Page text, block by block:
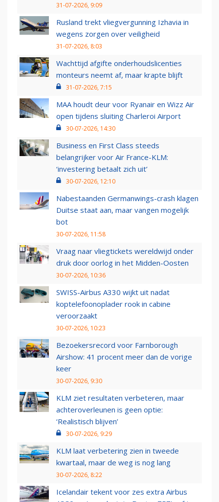
31-07-2026, 9:09
Rusland trekt vliegvergunning Izhavia in
wegens zorgen over veiligheid
31-07-2026, 8:03
Wachttijd afgifte onderhoudslicenties
monteurs neemt af, maar krapte blijft
31-07-2026, 7:15
MAA houdt deur voor Ryanair en Wizz Air
open tijdens sluiting Charleroi Airport
30-07-2026, 14:30
Business en First Class steeds
belangrijker voor Air France-KLM:
‘investering betaalt zich uit’
30-07-2026, 12:10
Nabestaanden Germanwings-crash klagen
Duitse staat aan, maar vangen mogelijk
bot
30-07-2026, 11:58
Vraag naar vliegtickets wereldwijd onder
druk door oorlog in het Midden-Oosten
30-07-2026, 10:36
SWISS-Airbus A330 wijkt uit nadat
koptelefoonoplader rook in cabine
veroorzaakt
30-07-2026, 10:23
Bezoekersrecord voor Farnborough
Airshow: 41 procent meer dan de vorige
keer
30-07-2026, 9:30
KLM ziet resultaten verbeteren, maar
achteroverleunen is geen optie:
‘Realistisch blijven’
30-07-2026, 9:29
KLM laat verbetering zien in tweede
kwartaal, maar de weg is nog lang
30-07-2026, 8:22
Icelandair tekent voor zes extra Airbus